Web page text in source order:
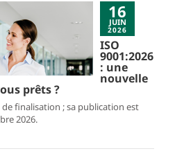
16
JUIN
2026
ISO
9001:2026
: une
nouvelle
prêts ?
de finalisation ; sa publication est
2026.